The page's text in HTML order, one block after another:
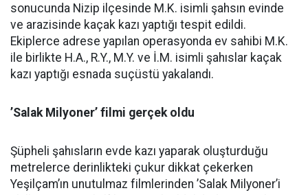
sonucunda Nizip ilçesinde M.K. isimli şahsın evinde
ve arazisinde kaçak kazı yaptığı tespit edildi.
Ekiplerce adrese yapılan operasyonda ev sahibi M.K.
ile birlikte H.A., R.Y., M.Y. ve İ.M. isimli şahıslar kaçak
kazı yaptığı esnada suçüstü yakalandı.
’Salak Milyoner’ filmi gerçek oldu
Şüpheli şahısların evde kazı yaparak oluşturduğu
metrelerce derinlikteki çukur dikkat çekerken
Yeşilçam’ın unutulmaz filmlerinden ’Salak Milyoner’i